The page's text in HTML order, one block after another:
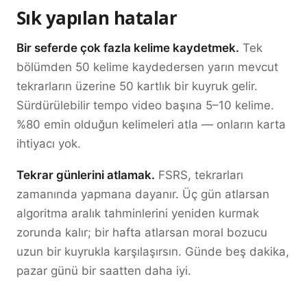
Sık yapılan hatalar
Bir seferde çok fazla kelime kaydetmek. Tek
bölümden 50 kelime kaydedersen yarın mevcut
tekrarların üzerine 50 kartlık bir kuyruk gelir.
Sürdürülebilir tempo video başına 5–10 kelime.
%80 emin olduğun kelimeleri atla — onların karta
ihtiyacı yok.
Tekrar günlerini atlamak. FSRS, tekrarları
zamanında yapmana dayanır. Üç gün atlarsan
algoritma aralık tahminlerini yeniden kurmak
zorunda kalır; bir hafta atlarsan moral bozucu
uzun bir kuyrukla karşılaşırsın. Günde beş dakika,
pazar günü bir saatten daha iyi.